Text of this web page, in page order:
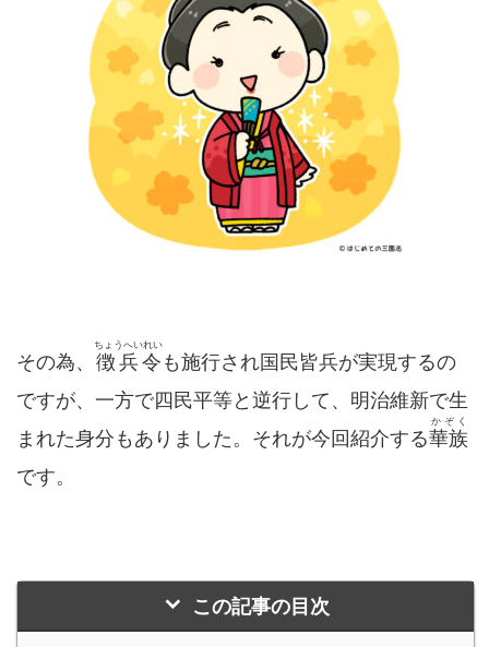
その為、 徴兵令
ちょうへいれい
も施行され国民皆兵が実現するの
ですが、一方で四民平等と逆行して、明治維新で生
まれた身分もありました。それが今回紹介する華族
かぞく
です。
この記事の目次